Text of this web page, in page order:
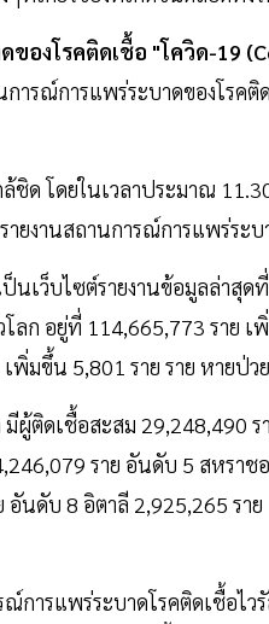
องโรคติดเชื้อ "โควิด-19
ารณ์การแพร่ระบาดของโรค
ชิด โดยในเวลาประมาณ
ายงานสถานการณ์การแพร่ระ
ป็นเว็บไซต์รายงานข้อมูลล่าสุ
ลก อยู่ที่ 114,665,773 ราย
พิ่มขึ้น 5,801 ราย ราย หายป่ว
ผู้ติดเชื้อสะสม 29,248,490
ราย อันดับ 5 สหรา
นดับ 8 อิตาลี 2,925,265 ร
การแพร่ระบาดโรคติดเชื้อไ